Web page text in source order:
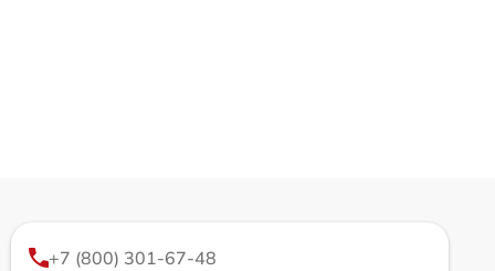
+7 (800) 301-67-48